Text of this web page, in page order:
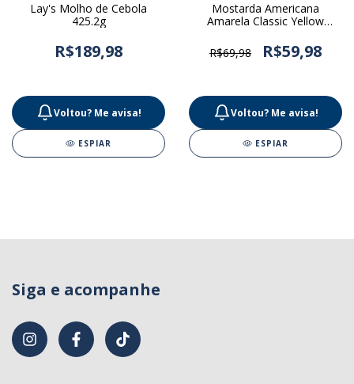
Lay's Molho de Cebola
425.2g
R$189,98
Voltou? Me avisa!
ESPIAR
Mostarda Americana
Amarela Classic Yellow
R$69,98
R$59,98
Voltou? Me avisa!
ESPIAR
Siga e acompanhe